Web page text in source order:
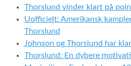
Thorslund vinder klart på
Uofficielt: Amerikansk
Thorslund
Johnson og Thorslund har
Thorslund: En dybere